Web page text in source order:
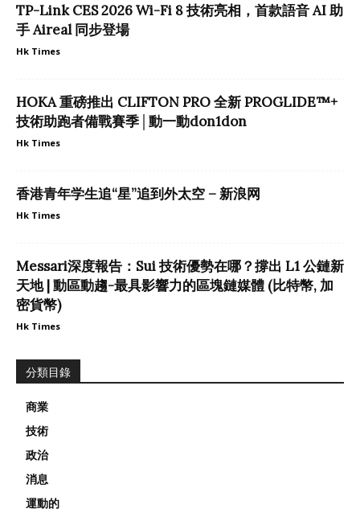
TP-Link CES 2026 Wi-Fi 8 技術亮相，首款語音 AI 助
手 Aireal 同步登場
Hk Times
HOKA 重磅推出 CLIFTON PRO 全新 PROGLIDE™+
技術助跑者備戰賽季│動一動don1don
Hk Times
香港青年学生追“星”追到外太空 – 新浪网
Hk Times
Messari深度報告：Sui 技術優勢在哪？撐出 L1 公鏈新
天地 | 動區動趨-最具影響力的區塊鏈媒體 (比特幣, 加
密貨幣)
Hk Times
分類目錄
商業
技術
政治
消息
運動的